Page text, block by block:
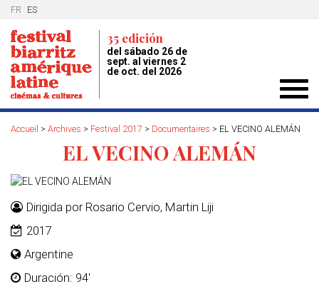
FR ES
35 edición
del sábado 26 de
sept. al viernes 2
de oct. del 2026
Accueil > Archives > Festival 2017 > Documentaires > EL VECINO ALEMÁN
EL VECINO ALEMÁN
Dirigida por Rosario Cervio, Martin Liji
2017
Argentine
Duración: 94'